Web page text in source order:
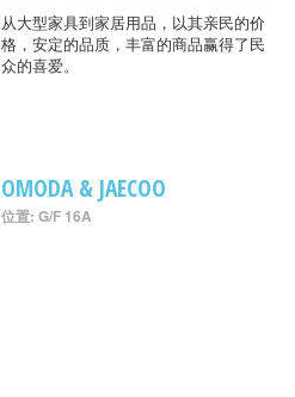
从大型家具到家居用品，以其亲民的价
格，安定的品质，丰富的商品赢得了民
众的喜爱。
OMODA & JAECOO
位置: G/F 16A